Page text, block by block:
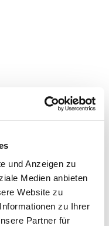
und Anzeigen zu
Medien anbieten
Website zu
zu Ihrer
Partner für